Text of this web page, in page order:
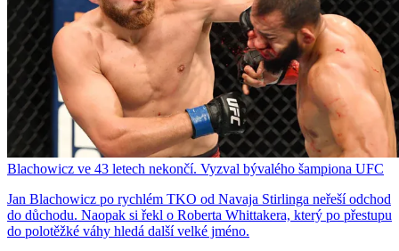
Blachowicz ve 43 letech nekončí. Vyzval bývalého šampiona UFC
Jan Blachowicz po rychlém TKO od Navaja Stirlinga neřeší odchod
do důchodu. Naopak si řekl o Roberta Whittakera, který po přestupu
do polotěžké váhy hledá další velké jméno.